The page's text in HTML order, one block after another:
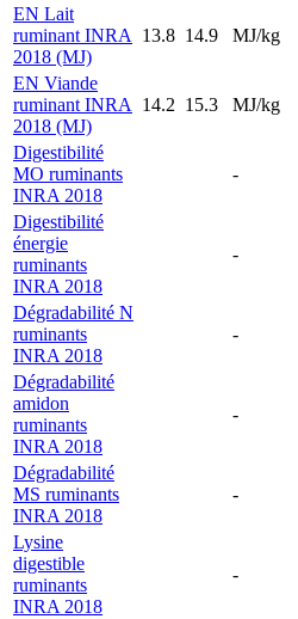
EN Lait
ruminant INRA
2018 (MJ)
13.8 14.9 MJ/kg
EN Viande
ruminant INRA
2018 (MJ)
14.2 15.3 MJ/kg
Digestibilité
MO ruminants
INRA 2018
-
Digestibilité
énergie
ruminants
INRA 2018
-
Dégradabilité N
ruminants
INRA 2018
-
Dégradabilité
amidon
ruminants
INRA 2018
-
Dégradabilité
MS ruminants
INRA 2018
-
Lysine
digestible
ruminants
INRA 2018
-